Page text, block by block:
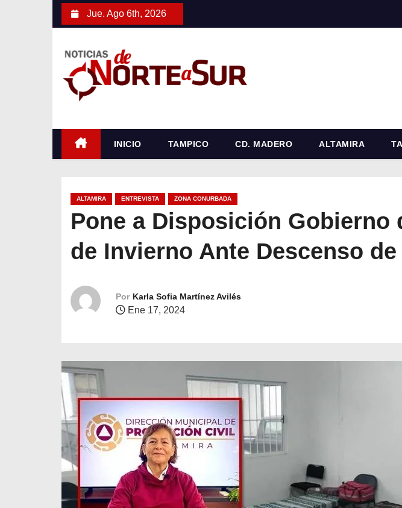
o
Jue. Ago 6th, 2026
INICIO TAMPICO CD. MADERO ALTAMIRA
ALTAMIRA ENTREVISTA ZONA CONURBADA
Pone a Disposición Gobierno
de Invierno Ante Descenso
Por Karla Sofia Martínez Avilés
Ene 17, 2024